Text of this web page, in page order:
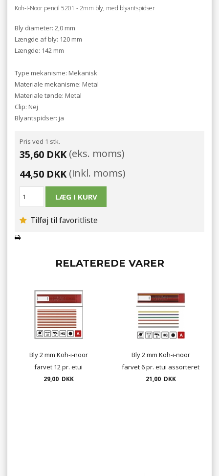
Koh-I-Noor pencil 5201 - 2mm bly, med blyantspidser
Bly diameter: 2,0 mm
Længde af bly: 120 mm
Længde: 142 mm
Type mekanisme: Mekanisk
Materiale mekanisme: Metal
Materiale tønde: Metal
Clip: Nej
Blyantspidser: ja
Pris ved 1 stk.
35,60 DKK(eks. moms)
44,50 DKK(inkl. moms)
Tilføj til favoritliste
RELATEREDE VARER
Bly 2 mm Koh-i-noor
farvet 12 pr. etui
29,00 DKK
Bly 2 mm Koh-i-noor
farvet 6 pr. etui assorteret
21,00 DKK